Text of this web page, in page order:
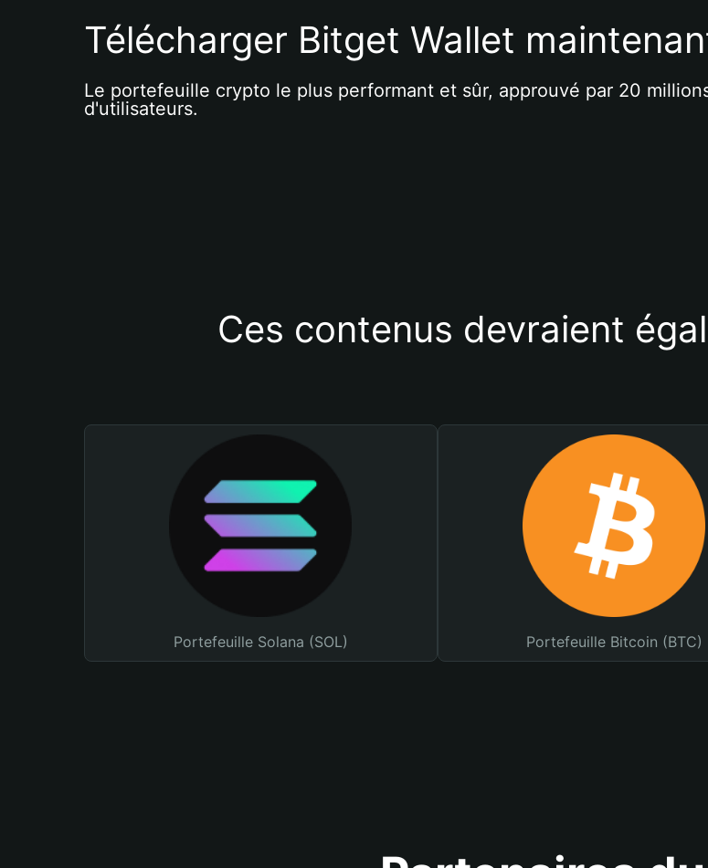
Télécharger Bitget Wallet
Le portefeuille crypto le plus performant et sûr, approuvé par 20
d'utilisateurs.
Ces contenus devraient
Portefeuille Solana (SOL) Portefeuille Bitcoin (BTC)